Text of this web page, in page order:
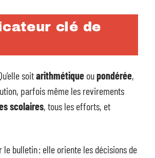
clé de
soitarithmétique oupondérée,
parfois même les revirements
scolaires, tous les efforts, et
le bulletin : elle oriente les décisions de